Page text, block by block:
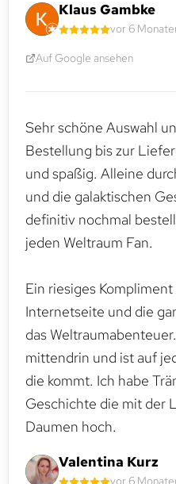
Klaus Gambke
vor 6
Auf Google ansehen
Sehr schöne Auswahl
Bestellung bis zur
und spaßig. Alleine
und die galaktischen
definitiv nochmal
jeden Weltraum Fan.
Ein riesiges
Internetseite und die
das
mittendrin und ist auf
die kommt. Ich habe
Geschichte die mit der
Daumen hoch.
Valentina Kurz
vor 6